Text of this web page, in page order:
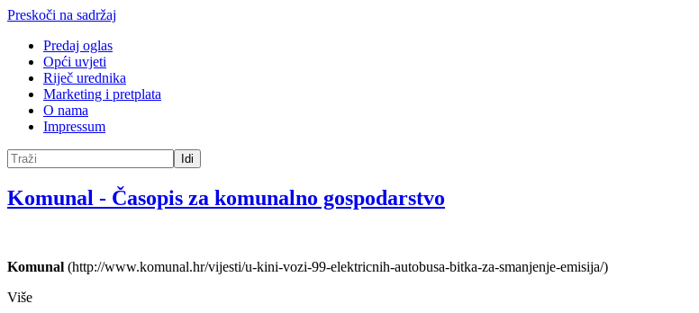
Preskoči na sadržaj
Predaj oglas
Opći uvjeti
Riječ urednika
Marketing i pretplata
O nama
Impressum
Idi
Komunal - Časopis za komunalno gospodarstvo
Komunal (http://www.komunal.hr/vijesti/u-kini-vozi-99-elektricnih-autobusa-bitka-za-smanjenje-emisija/)
Više